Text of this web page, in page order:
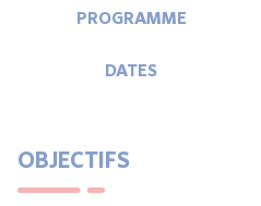
PROGRAMME
DATES
OBJECTIFS